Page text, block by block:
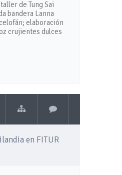
de Tung Sai
bandera Lanna
elaboración
crujientes dulces
en FITUR